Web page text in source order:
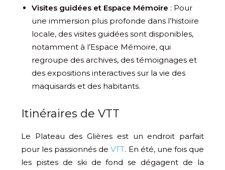
Visites guidées et Espace Mémoire : Pour
une immersion plus profonde dans l’histoire
locale, des visites guidées sont disponibles,
notamment à l’Espace Mémoire, qui
regroupe des archives, des témoignages et
des expositions interactives sur la vie des
maquisards et des habitants.
Itinéraires de VTT
Le Plateau des Glières est un endroit parfait
pour les passionnés deVTT. En été, une fois que
les pistes de ski de fond se dégagent de la